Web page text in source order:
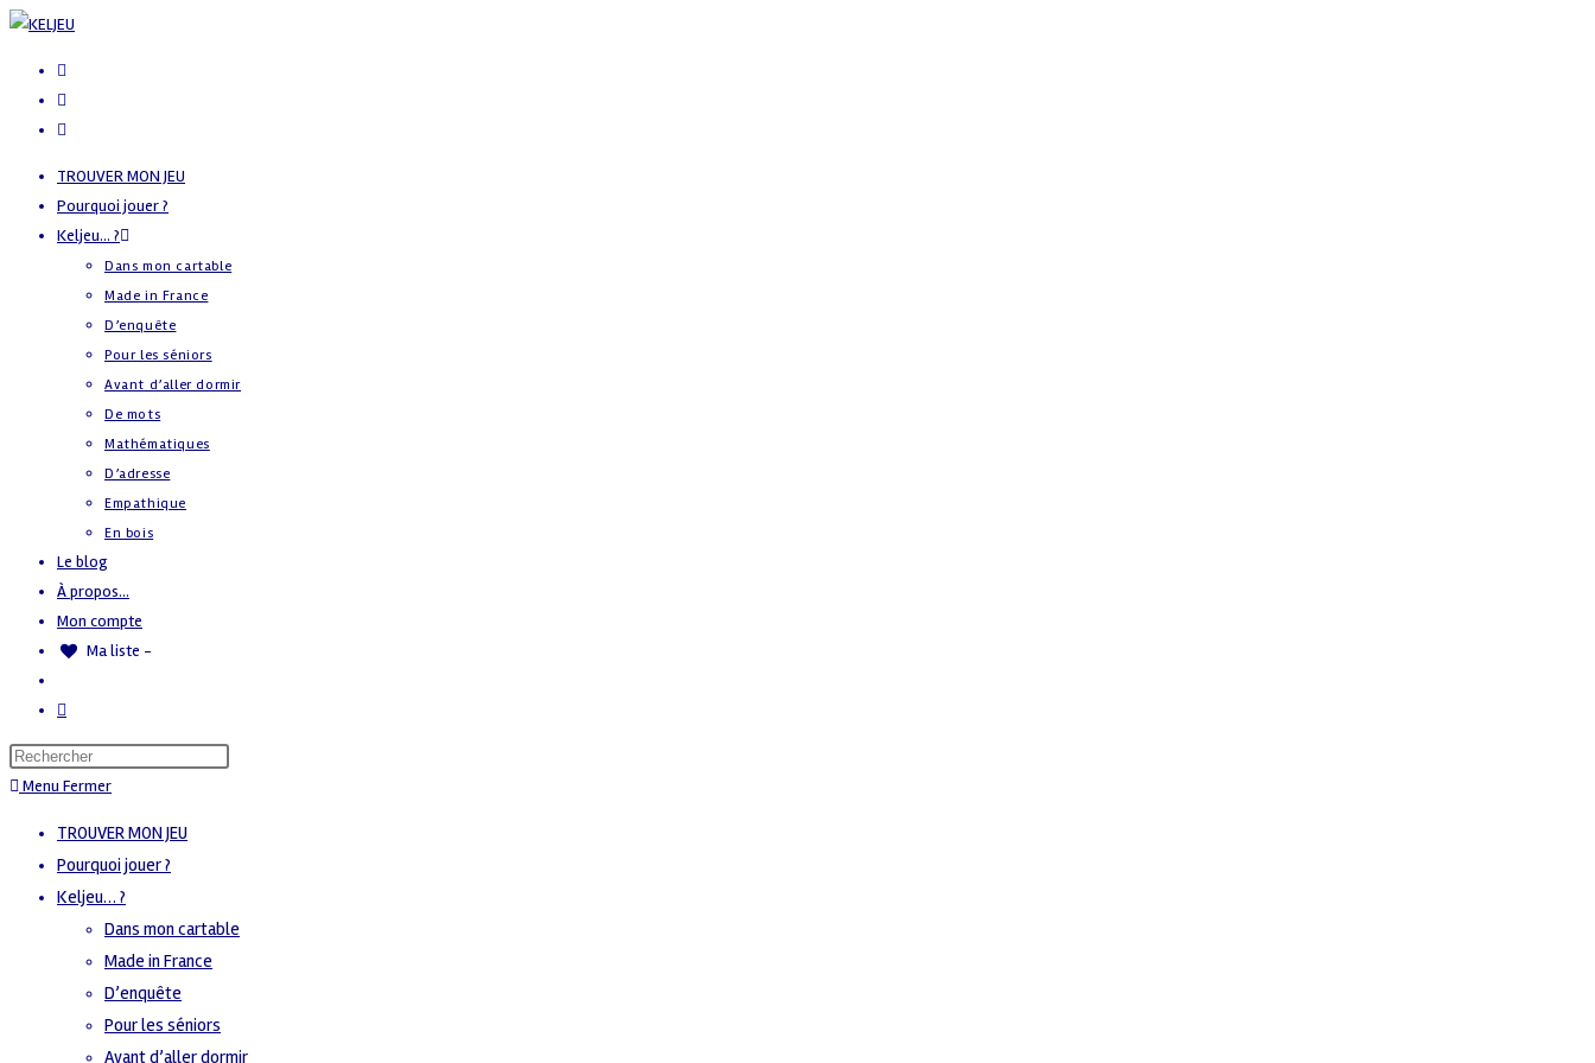
TROUVER MON JEU
Pourquoi jouer ?
Keljeu… ?
Dans mon cartable
Made in France
D’enquête
Pour les séniors
Avant d’aller dormir
De mots
Mathématiques
D’adresse
Empathique
En bois
Le blog
À propos…
Mon compte
Ma liste -
Menu Fermer
TROUVER MON JEU
Pourquoi jouer ?
Keljeu… ?
Dans mon cartable
Made in France
D’enquête
Pour les séniors
Avant d’aller dormir